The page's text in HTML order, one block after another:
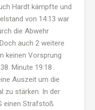
Hardt kämpfte und
von 14:13 war
die Abwehr
auch 2 weitere
keinen Vorsprung
Minute 19:18
Auszeit um die
zu stärken. In der
einen Strafstoß